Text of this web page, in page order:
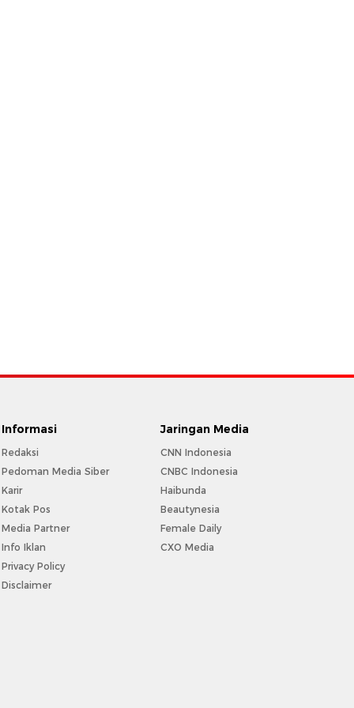
Informasi
Redaksi
Pedoman Media Siber
Karir
Kotak Pos
Media Partner
Info Iklan
Privacy Policy
Disclaimer
Jaringan Media
CNN Indonesia
CNBC Indonesia
Haibunda
Beautynesia
Female Daily
CXO Media